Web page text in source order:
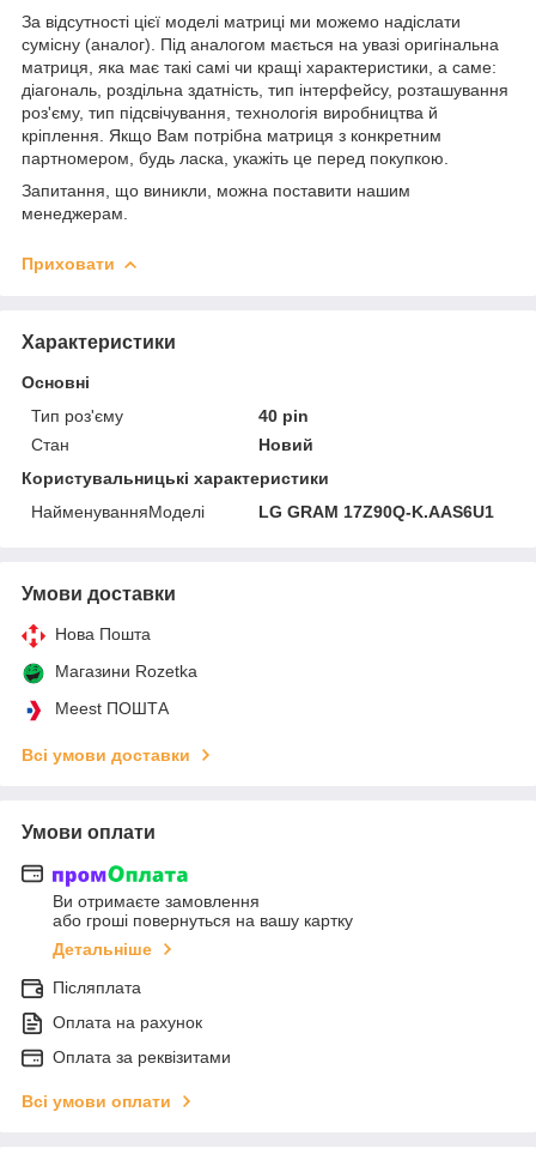
За відсутності цієї моделі матриці ми можемо надіслати
сумісну (аналог). Під аналогом мається на увазі оригінальна
матриця, яка має такі самі чи кращі характеристики, а саме:
діагональ, роздільна здатність, тип інтерфейсу, розташування
роз'єму, тип підсвічування, технологія виробництва й
кріплення. Якщо Вам потрібна матриця з конкретним
партномером, будь ласка, укажіть це перед покупкою.
Запитання, що виникли, можна поставити нашим
менеджерам.
Приховати
Характеристики
Основні
Тип роз'єму
40 pin
Стан
Новий
Користувальницькі характеристики
НайменуванняМоделі
LG GRAM 17Z90Q-K.AAS6U1
Умови доставки
Нова Пошта
Магазини Rozetka
Meest ПОШТА
Всі умови доставки
Умови оплати
Ви отримаєте замовлення
або гроші повернуться на вашу картку
Детальніше
Післяплата
Оплата на рахунок
Оплата за реквізитами
Всі умови оплати